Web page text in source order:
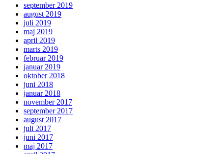
september 2019
august 2019
juli 2019
maj 2019
april 2019
marts 2019
februar 2019
januar 2019
oktober 2018
juni 2018
januar 2018
november 2017
september 2017
august 2017
juli 2017
juni 2017
maj 2017